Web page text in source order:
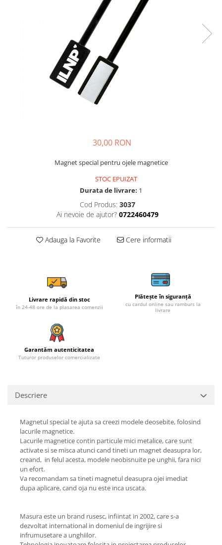
30,00 RON
Magnet special pentru ojele magnetice
STOC EPUIZAT
Durata de livrare: 1
Cod Produs: 3037
Ai nevoie de ajutor? 0722460479
Adauga la Favorite Cere informatii
Livrare rapidă din stoc
în 24-48 ore de la plasarea comenzii
Plătește în siguranță
cu cardul online sau ramburs la
livrare
Garantăm autenticitatea
Tuturor produselor comercializate
Descriere
Magnetul special te ajuta sa creezi modele deosebite, folosind
lacurile magnetice.
Lacurile magnetice contin particule mici metalice, care sunt
activate si se misca atunci cand tineti un magnet deasupra lor,
creand, in felul acesta, modele neobisnuite pe unghii, fara nici
un efort.
Va recomandam sa tineti magnetul deasupra ojei imediat
dupa aplicare, cand oja nu este inca uscata.
Masura este un brand rusesc, infiintat in 2002, care s-a
dezvoltat international in domeniul de ingrijire si
infrumusetare a unghiilor.